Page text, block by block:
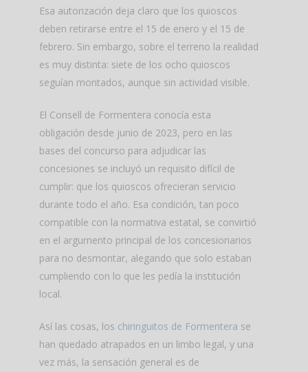
Esa autorización deja claro que los quioscos
deben retirarse entre el 15 de enero y el 15 de
febrero. Sin embargo, sobre el terreno la realidad
es muy distinta: siete de los ocho quioscos
seguían montados, aunque sin actividad visible.
El Consell de Formentera conocía esta
obligación desde junio de 2023, pero en las
bases del concurso para adjudicar las
concesiones se incluyó un requisito difícil de
cumplir: que los quioscos ofrecieran servicio
durante todo el año. Esa condición, tan poco
compatible con la normativa estatal, se convirtió
en el argumento principal de los concesionarios
para no desmontar, alegando que solo estaban
cumpliendo con lo que les pedía la institución
local.
Así las cosas, los chiringuitos de Formentera se
han quedado atrapados en un limbo legal, y una
vez más, la sensación general es de